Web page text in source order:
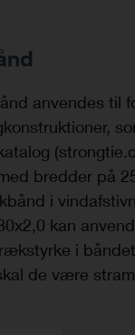
anvendes til
bredder på
i
kan
i
de være